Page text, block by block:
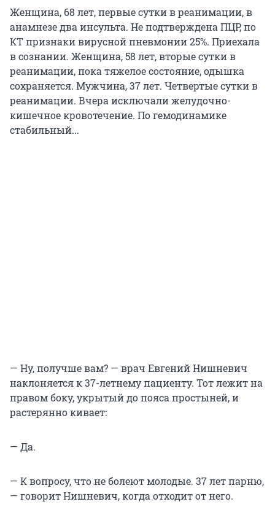
Женщина, 68 лет, первые сутки в реанимации, в
анамнезе два инсульта. Не подтверждена ПЦР, по
КТ признаки вирусной пневмонии 25%. Приехала
в сознании. Женщина, 58 лет, вторые сутки в
реанимации, пока тяжелое состояние, одышка
сохраняется. Мужчина, 37 лет. Четвертые сутки в
реанимации. Вчера исключали желудочно-
кишечное кровотечение. По гемодинамике
стабильный...
— Ну, получше вам? — врач Евгений Нишневич
наклоняется к 37-летнему пациенту. Тот лежит на
правом боку, укрытый до пояса простыней, и
растерянно кивает:
— Да.
— К вопросу, что не болеют молодые. 37 лет парню,
— говорит Нишневич, когда отходит от него.